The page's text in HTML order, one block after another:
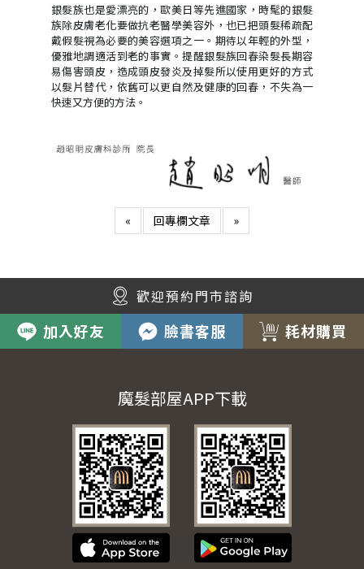
銀髮族也是愛漂亮的，歐美日等先進國家，時髦的銀髮
族除皮膚老化要做抗老醫學美容外，也已把頭髮稀疏配
戴假髮視為必要的美容選項之一。期待以年輕的外型，
優雅地調適活到老的事實。提醒銀髮族回春染髮長期容
易傷害頭皮，造成頭皮發炎及掉髮所以使用更好的方式
以髮片替代，依舊可以更自然及健康的回春，不失為一
快速又方便的方法。
« 回專欄文章 »
歡迎預約門市諮詢
加入好友 臉書客服 耗材購買
魔髮部屋APP下載